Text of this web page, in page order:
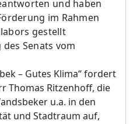
und haben
im Rahmen
gestellt
Senats vom
– Gutes Klima“ fordert
Thomas Ritzenhoff, die
u.a. in den
und Stadtraum auf,